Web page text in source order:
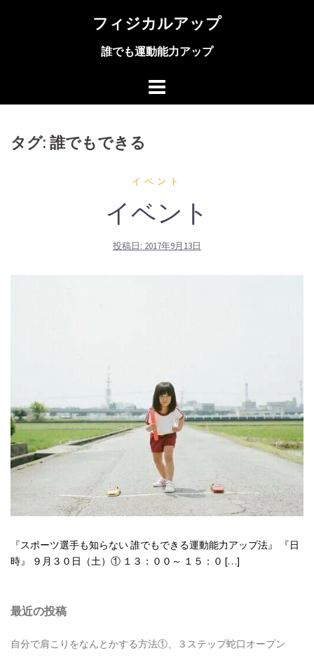
ス
フィジカルアップ
誰でも運動能力アップ
タグ: 誰でもできる
イベント
イベント
投稿日: 2017年9月13日
『スポーツ選手も知らない 誰でもできる運動能力アップ法』 『日
時』 ９月３０日（土）① １３：００～ １５：０ […]
最近の投稿
自分で肩こりをなんとかする方法①、３ステップ蛇口オープン